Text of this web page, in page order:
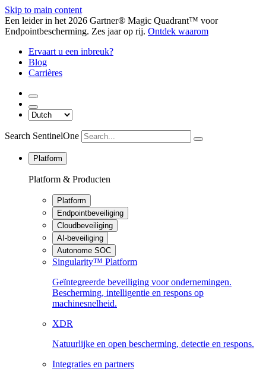
Skip to main content
Een leider in het 2026 Gartner® Magic Quadrant™ voor
Endpointbescherming. Zes jaar op rij. Ontdek waarom
Ervaart u een inbreuk?
Blog
Carrières
Search SentinelOne
Platform
Platform & Producten
Platform
Endpointbeveiliging
Cloudbeveiliging
AI-beveiliging
Autonome SOC
Singularity™ Platform
Geïntegreerde beveiliging voor ondernemingen.
Bescherming, intelligentie en respons op
machinesnelheid.
XDR
Natuurlijke en open bescherming, detectie en respons.
Integraties en partners